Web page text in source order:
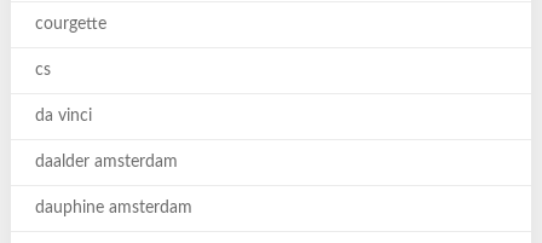
courgette
cs
da vinci
daalder amsterdam
dauphine amsterdam